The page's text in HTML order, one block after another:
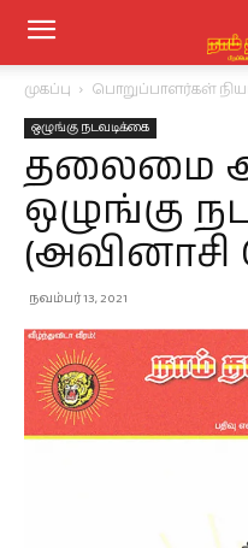
முகப்பு பொறுப்பாளர்கள்
ஒழுங்கு நடவடிக்கை
தலைமை
ஒழுங்கு
(அவினாசி
நவம்பர் 13, 2021